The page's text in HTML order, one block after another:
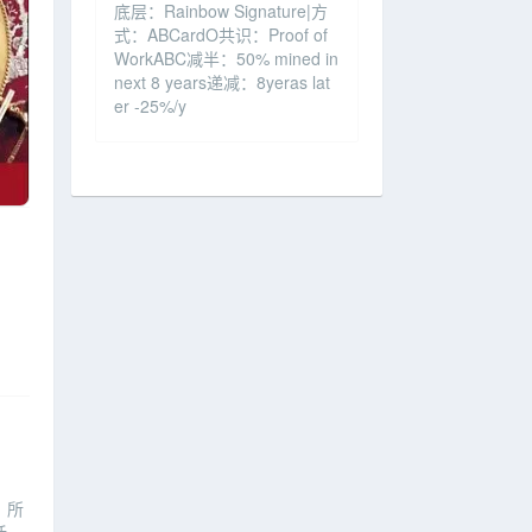
所
底层：Rainbow Signature|方
式：ABCardO共识：Proof of
WorkABC减半：50% mined in
next 8 years递减：8yeras lat
er -25%/y